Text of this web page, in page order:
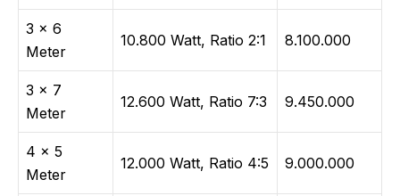
3 × 6
Meter
10.800 Watt, Ratio 2:1 8.100.000
3 × 7
Meter
12.600 Watt, Ratio 7:3 9.450.000
4 × 5
Meter
12.000 Watt, Ratio 4:5 9.000.000